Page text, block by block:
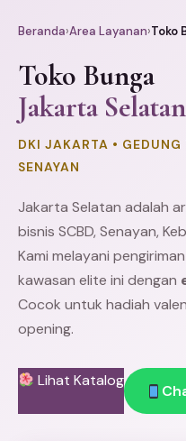
Beranda›Area Layanan›Toko
Toko Bunga
Jakarta Selatan
DKI JAKARTA •
SENAYAN
Jakarta Selatan adalah
bisnis SCBD, Senayan,
Kami melayani
kawasan elite ini dengan
Cocok untuk hadiah
opening.
Lihat Katalog